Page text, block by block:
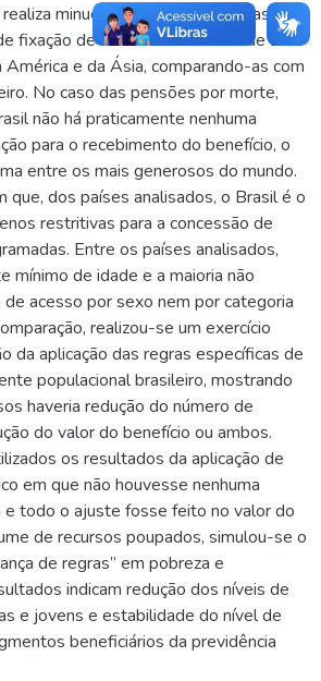
minucioso levantamento das
fixação de valor de benefícios de 20
América e da Ásia, comparando-as com
No caso das pensões por morte,
não há praticamente nenhuma
para o recebimento do benefício, o
entre os mais generosos do mundo.
dos países analisados, o Brasil é o
restritivas para a concessão de
Entre os países analisados,
mínimo de idade e a maioria não
de acesso por sexo nem por categoria
realizou-se um exercício
da aplicação das regras específicas de
populacional brasileiro, mostrando
haveria redução do número de
do valor do benefício ou ambos.
os resultados da aplicação de
em que não houvesse nenhuma
todo o ajuste fosse feito no valor do
de recursos poupados, simulou-se o
de regras” em pobreza e
indicam redução dos níveis de
e jovens e estabilidade do nível de
beneficiários da previdência